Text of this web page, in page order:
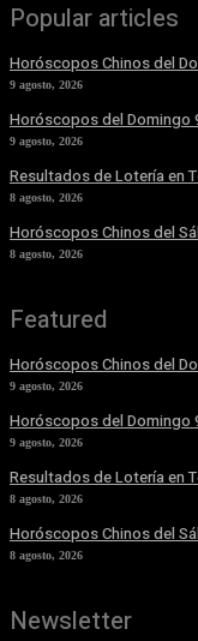
Popular articles
Horóscopos Chinos del
9 agosto, 2026
Horóscopos del Domingo
9 agosto, 2026
Resultados de Lotería en
8 agosto, 2026
Horóscopos Chinos del
8 agosto, 2026
Featured
Horóscopos Chinos del
9 agosto, 2026
Horóscopos del Domingo
9 agosto, 2026
Resultados de Lotería en
8 agosto, 2026
Horóscopos Chinos del
8 agosto, 2026
Newsletter